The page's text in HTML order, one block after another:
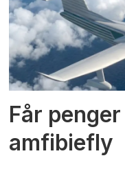
Får
amfibiefly